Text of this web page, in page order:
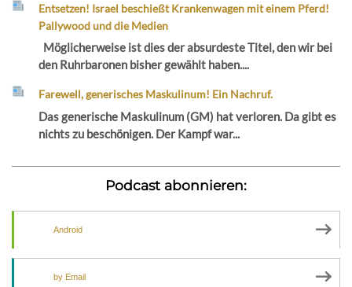
Entsetzen! Israel beschießt Krankenwagen mit einem Pferd!
Pallywood und die Medien
Möglicherweise ist dies der absurdeste Titel, den wir bei
den Ruhrbaronen bisher gewählt haben....
Farewell, generisches Maskulinum! Ein Nachruf.
Das generische Maskulinum (GM) hat verloren. Da gibt es
nichts zu beschönigen. Der Kampf war...
Podcast abonnieren:
Android
by Email